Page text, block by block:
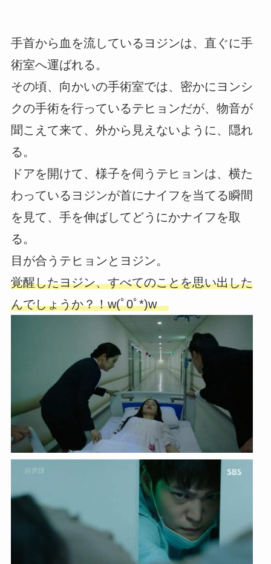
手首から血を流しているヨジンは、直ぐに手
術室へ運ばれる。
その頃、向かいの手術室では、密かにヨンシ
クの手術を行っているテヒョンだが、物音が
聞こえて来て、外から見えないように、隠れ
る。
ドアを開けて、様子を伺うテヒョンは、横た
わっているヨジンが首にナイフを当てる瞬間
を見て、手を伸ばしてどうにかナイフを取
る。
目が合うテヒョンとヨジン。
覚醒したヨジン、すべてのことを思い出した
んでしょうか？！w(ﾟ0ﾟ*)w